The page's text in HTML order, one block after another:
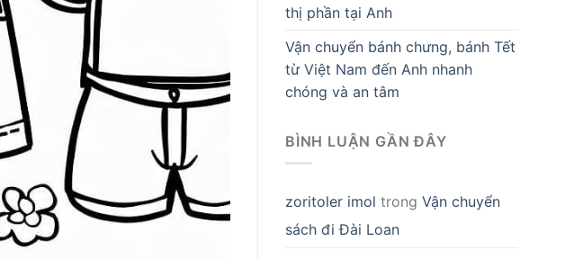
thị phần tại Anh
Vận chuyển bánh chưng, bánh Tết
từ Việt Nam đến Anh nhanh
chóng và an tâm
BÌNH LUẬN GẦN ĐÂY
zoritoler imol trong Vận chuyển
sách đi Đài Loan